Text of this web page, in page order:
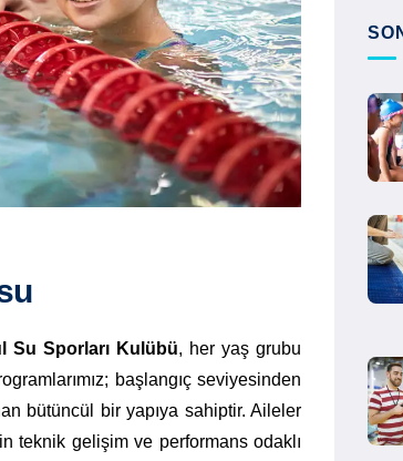
Su Sporları Kulübü, her yaş grubu
başlangıç seviyesinden
bütüncül bir yapıya sahiptir. Aileler
teknik gelişim ve performans odaklı